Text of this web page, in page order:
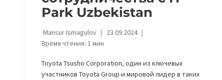
Park Uzbekistan
Mansur Ismagulov
23.09.2024
Время чтения: 1 мин
Toyota Tsusho Corporation, один из ключевых
участников Toyota Group и мировой лидер в таких